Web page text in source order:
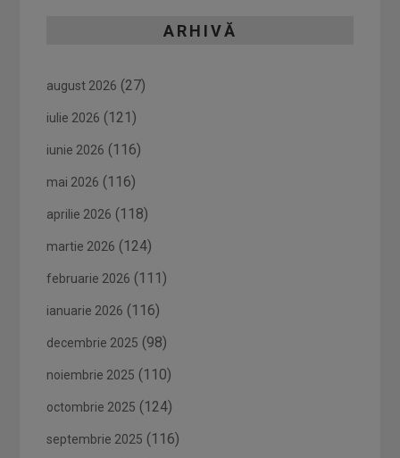
ARHIVĂ
august 2026 (27)
iulie 2026 (121)
iunie 2026 (116)
mai 2026 (116)
aprilie 2026 (118)
martie 2026 (124)
februarie 2026 (111)
ianuarie 2026 (116)
decembrie 2025 (98)
noiembrie 2025 (110)
octombrie 2025 (124)
septembrie 2025 (116)